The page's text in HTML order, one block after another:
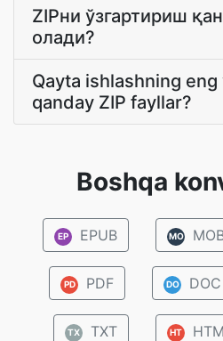
ZIPни ўзгартириш
олади?
Qayta ishlashning
qanday ZIP fayllar?
Boshqa
EP EPUB MO
PD PDF DO DOC
TX TXT HT